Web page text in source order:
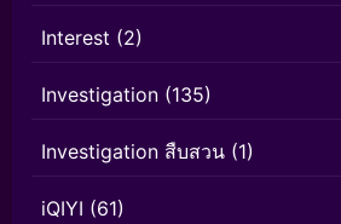
Interest (2)
Investigation (135)
Investigation สืบสวน (1)
iQIYI (61)